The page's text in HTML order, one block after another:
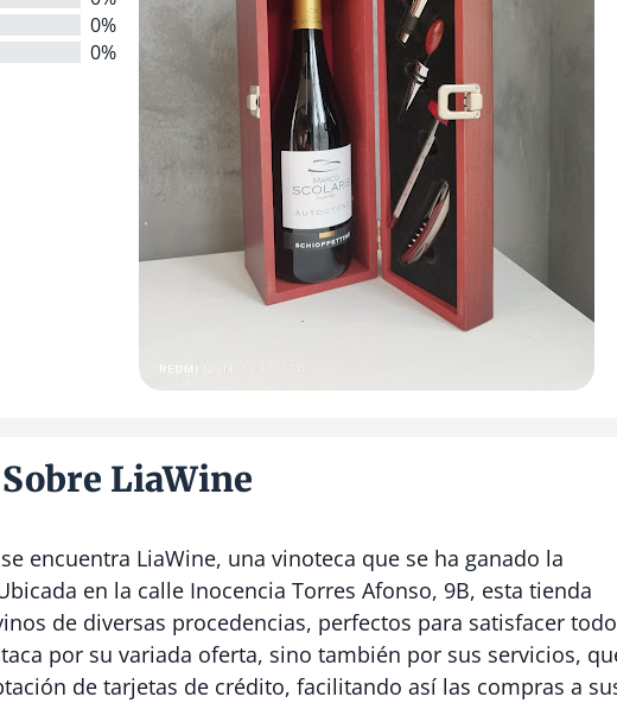
0%
0%
Sobre LiaWine
encuentra LiaWine, una vinoteca que se ha ganado la
en la calle Inocencia Torres Afonso, 9B, esta tienda
de diversas procedencias, perfectos para satisfacer
por su variada oferta, sino también por sus servicios,
de tarjetas de crédito, facilitando así las compras a